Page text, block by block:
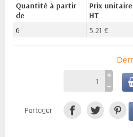
Quantité à partir
de
Prix unitaire
HT
6
5.21 €
Partager